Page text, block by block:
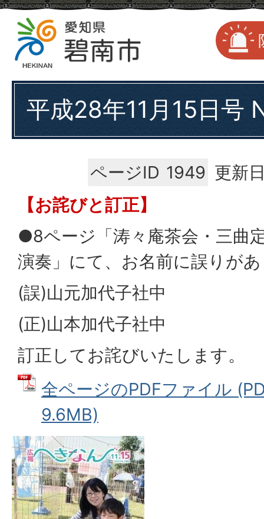
平成28年11月15日号
ページID 1949 更新
【お詫びと訂正】
●8ページ「涛々庵茶会・三曲
演奏」にて、お名前に誤りが
(誤)山元加代子社中
(正)山本加代子社中
訂正してお詫びいたします。
全ページのPDFファイル
9.6MB)